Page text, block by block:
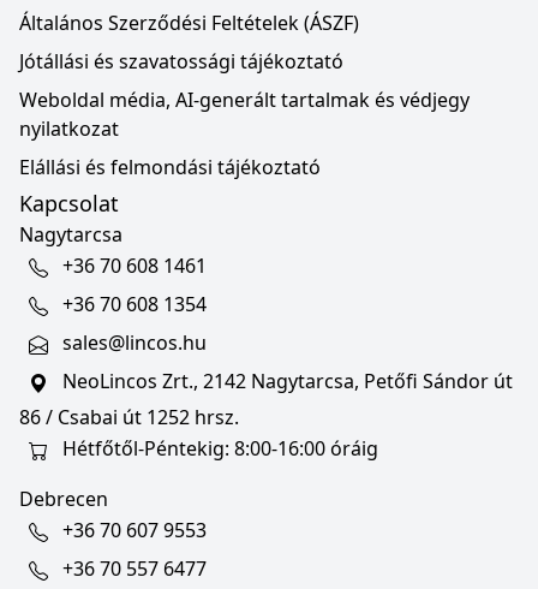
Általános Szerződési Feltételek (ÁSZF)
Jótállási és szavatossági tájékoztató
Weboldal média, AI-generált tartalmak és védjegy
nyilatkozat
Elállási és felmondási tájékoztató
Kapcsolat
Nagytarcsa
+36 70 608 1461
+36 70 608 1354
sales@lincos.hu
NeoLincos Zrt., 2142 Nagytarcsa, Petőfi Sándor út
86 / Csabai út 1252 hrsz.
Hétfőtől-Péntekig: 8:00-16:00 óráig
Debrecen
+36 70 607 9553
+36 70 557 6477